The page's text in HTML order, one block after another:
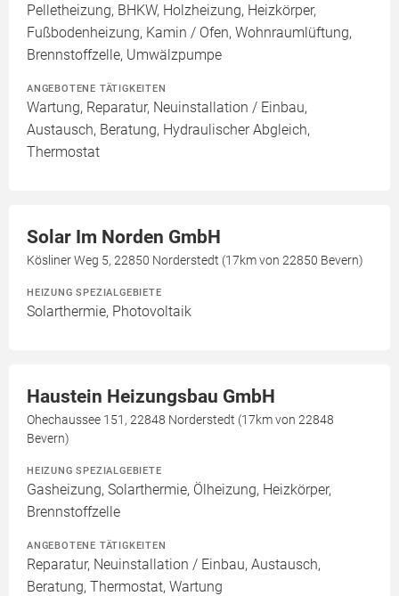
Pelletheizung, BHKW, Holzheizung, Heizkörper,
Fußbodenheizung, Kamin / Ofen, Wohnraumlüftung,
Brennstoffzelle, Umwälzpumpe
ANGEBOTENE TÄTIGKEITEN
Wartung, Reparatur, Neuinstallation / Einbau,
Austausch, Beratung, Hydraulischer Abgleich,
Thermostat
Solar Im Norden GmbH
Kösliner Weg 5, 22850 Norderstedt (17km von 22850 Bevern)
HEIZUNG SPEZIALGEBIETE
Solarthermie, Photovoltaik
Haustein Heizungsbau GmbH
Ohechaussee 151, 22848 Norderstedt (17km von 22848
Bevern)
HEIZUNG SPEZIALGEBIETE
Gasheizung, Solarthermie, Ölheizung, Heizkörper,
Brennstoffzelle
ANGEBOTENE TÄTIGKEITEN
Reparatur, Neuinstallation / Einbau, Austausch,
Beratung, Thermostat, Wartung